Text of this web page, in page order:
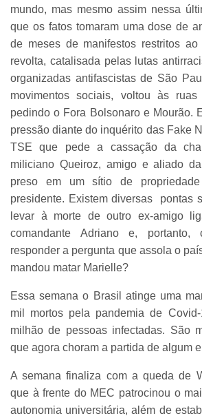
mundo, mas mesmo assim nessa
que os fatos tomaram uma dose de
de meses de manifestos restritos
revolta, catalisada pelas lutas
organizadas antifascistas de São
movimentos sociais, voltou às ruas
pedindo o Fora Bolsonaro e Mourão.
pressão diante do inquérito das Fake
TSE que pede a cassação da
miliciano Queiroz, amigo e aliado
preso em um sítio de
presidente. Existem diversas pontas
levar à morte de outro ex-amigo
comandante Adriano e, portanto,
responder a pergunta que assola o
mandou matar Marielle?
Essa semana o Brasil atinge uma
mil mortos pela pandemia de
milhão de pessoas infectadas. São
que agora choram a partida de algum
A semana finaliza com a queda de
que à frente do MEC patrocinou o
autonomia universitária, além de